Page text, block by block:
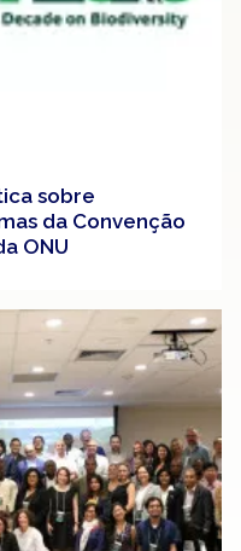
sobre
da Convenção
ONU